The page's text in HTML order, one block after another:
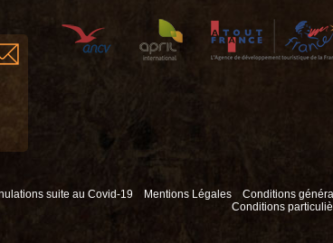
suite au Covid-19 Mentions Légales
Conditions
Conditions